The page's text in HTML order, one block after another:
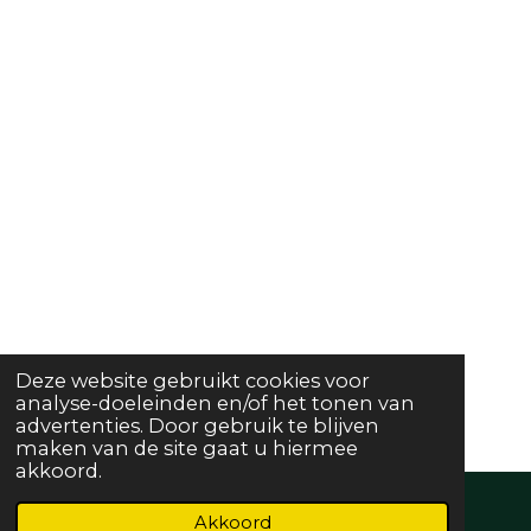
Deze website gebruikt cookies voor
analyse-doeleinden en/of het tonen van
advertenties. Door gebruik te blijven
maken van de site gaat u hiermee
akkoord.
Akkoord